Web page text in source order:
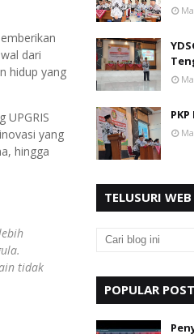
dari
hidup yang
UPGRIS
yang
hingga
tidak
TELUSURI
POPULAR